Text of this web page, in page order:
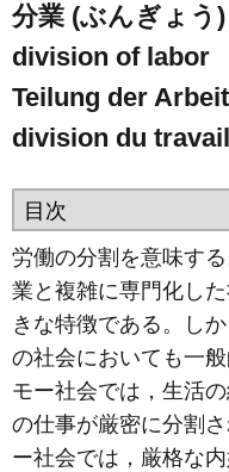
分業 (ぶんぎょう)
division of labor
Teilung der Arbeit
division du travail
労働の分割を意味す
業と複雑に専門化し
きな特徴である。し
の社会においても一
モー社会では，生活
の仕事が厳密に分割さ
ー社会では，厳格な